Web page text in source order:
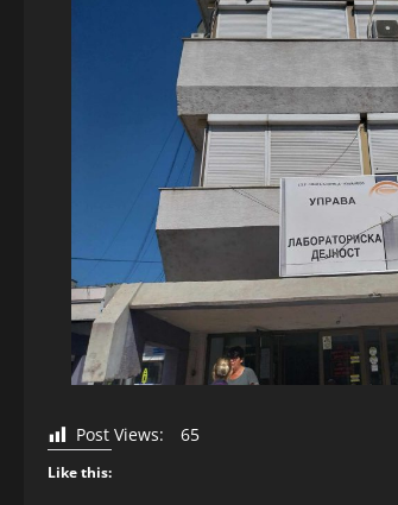
Post Views: 65
Like this: